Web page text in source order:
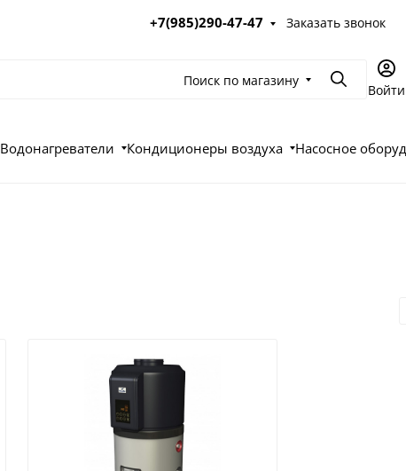
+7(985)290-47-47 Заказать звонок
Поиск по магазину ПоискВойти
Водонагреватели Кондиционеры воздуха Насосное